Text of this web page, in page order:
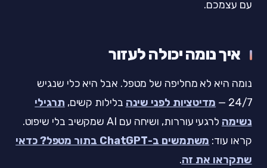
עם עצמכם.
איך נומה יכולה לעזור
נומה היא לא מחליפה של מטפל. אבל היא כלי שנגיש
24/7 —
מדיטציות לפני שינה בלילות קשים, תרגילי
נשימה
לרגעי עוררות, ושיחה עם AI שמקשיב בלי שיפוט.
קראו עוד:
משתמשים ב-ChatGPT בתור מטפל? כדאי
שתקראו את זה.